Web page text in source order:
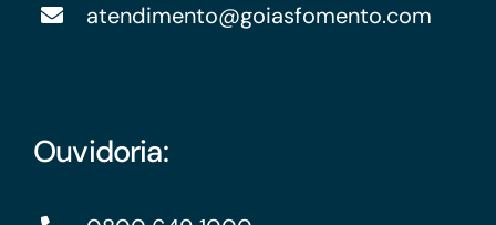
atendimento@goiasfomento.com
Ouvidoria: